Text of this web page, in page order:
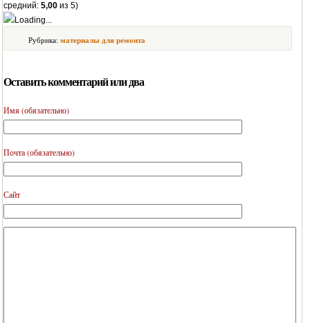
средний: 5,00 из 5)
Loading...
Рубрика: материалы для ремонта
Оставить комментарий или два
Имя (обязательно)
Почта (обязательно)
Сайт